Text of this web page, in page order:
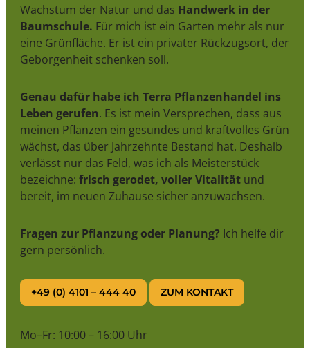
Wachstum der Natur und das Handwerk in der
Baumschule. Für mich ist ein Garten mehr als nur
eine Grünfläche. Er ist ein privater Rückzugsort, der
Geborgenheit schenken soll.
Genau dafür habe ich Terra Pflanzenhandel ins
Leben gerufen. Es ist mein Versprechen, dass aus
meinen Pflanzen ein gesundes und kraftvolles Grün
wächst, das über Jahrzehnte Bestand hat. Deshalb
verlässt nur das Feld, was ich als Meisterstück
bezeichne: frisch gerodet, voller Vitalitätund
bereit, im neuen Zuhause sicher anzuwachsen.
Fragen zur Pflanzung oder Planung? Ich helfe dir
gern persönlich.
+49 (0) 4101 – 444 40 ZUM KONTAKT
Mo–Fr: 10:00 – 16:00 Uhr